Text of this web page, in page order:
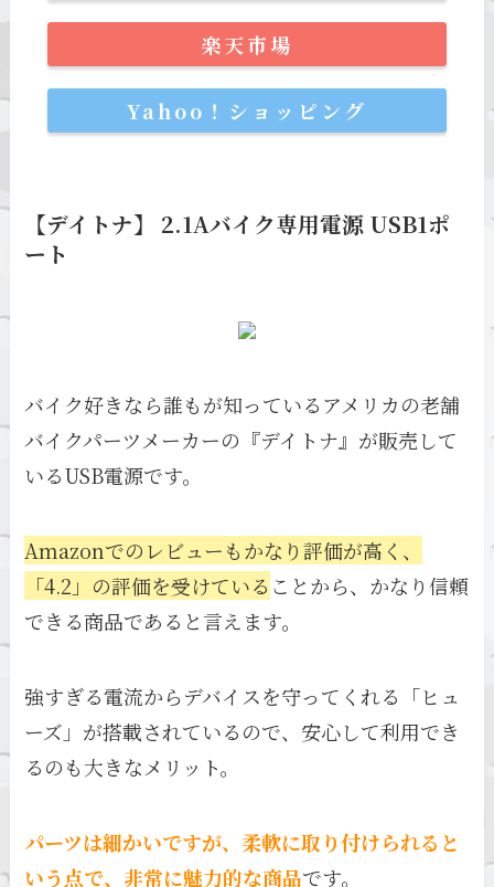
楽天市場
Yahoo！ショッピング
【デイトナ】 2.1Aバイク専用電源 USB1ポ
ート
バイク好きなら誰もが知っているアメリカの老舗
バイクパーツメーカーの『デイトナ』が販売して
いるUSB電源です。
Amazonでのレビューもかなり評価が高く、
「4.2」の評価を受けている ことから、かなり信頼
できる商品であると言えます。
強すぎる電流からデバイスを守ってくれる「ヒュ
ーズ」が搭載されているので、安心して利用でき
るのも大きなメリット。
パーツは細かいですが、柔軟に取り付けられると
いう点で、非常に魅力的な商品です。